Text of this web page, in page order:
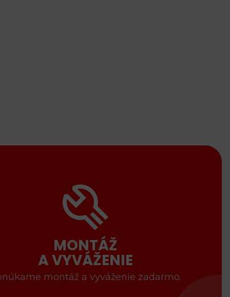
MONTÁŽ
A VYVÁŽENIE
montáž a vyváženie zadarmo.